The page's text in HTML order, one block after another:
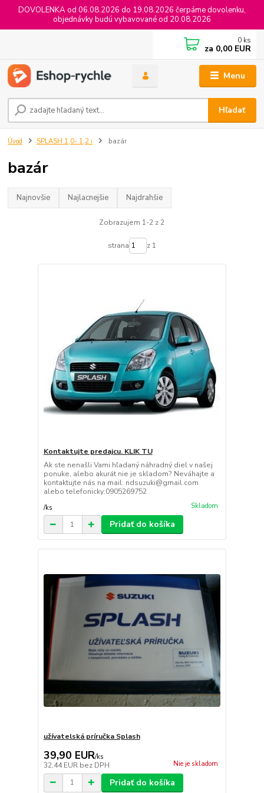
DOVOLENKA od 06.08.2026 do 19.08.2026 čerpáme dovolenku,
objednávky budú vybavované od 20.08.2026
Menu
Hľadať
0 ks
za 0,00 EUR
Úvod SPLASH 1,0- 1,2 i bazár
bazár
Najnovšie Najlacnejšie Najdrahšie
Zobrazujem 1-2 z 2
strana z 1
Kontaktujte predajcu. KLIK TU
Ak ste nenašli Vami hľadaný náhradný diel v našej
ponuke, alebo akurát nie je skladom? Neváhajte a
kontaktujte nás na mail: ndsuzuki@gmail.com
alebo telefonicky:0905269752
/ks Skladom
Pridať do košíka
užívatelská príručka Splash
39,90 EUR/ks
32,44 EUR bez DPH Nie je skladom
Pridať do košíka